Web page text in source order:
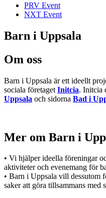
PRV Event
NXT Event
Barn i Uppsala
Om oss
Barn i Uppsala är ett ideellt
sociala företaget Initcia. Initcia
Uppsala och sidorna Bad i
Mer om Barn i
• Vi hjälper ideella föreningar
aktiviteter och evenemang för
• Barn i Uppsala vill dessutom
saker att göra tillsammans med